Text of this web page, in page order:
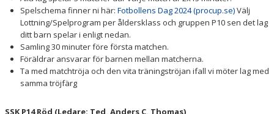
Spelschema finner ni här: Fotbollens Dag 2024 (procup.se)Välj
Lottning/Spelprogram per åldersklass och gruppen P10 sen det lag
ditt barn spelar i enligt nedan.
Samling 30 minuter före första matchen.
Föräldrar ansvarar för barnen mellan matcherna.
Ta med matchtröja och den vita träningströjan ifall vi möter lag med
samma tröjfärg
SSK P14 Röd (Ledare: Ted, Anders C, Thomas)